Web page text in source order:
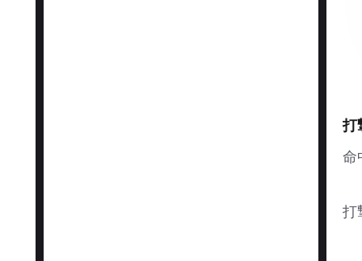
打
命
打